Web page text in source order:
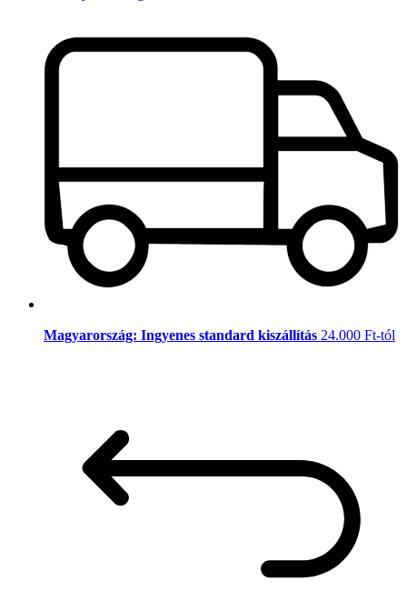
Magyarország: Ingyenes standard kiszállítás 24.000 Ft-tól